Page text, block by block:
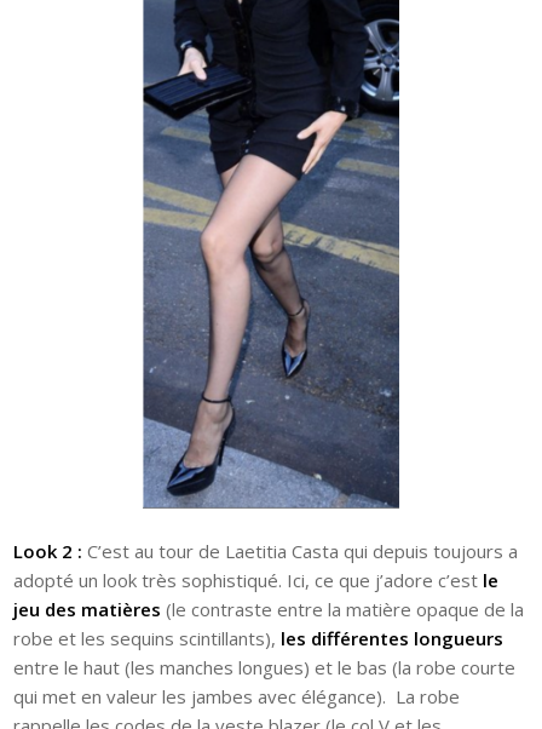
Look 2 : C’est au tour de Laetitia Casta qui depuis toujours a
adopté un look très sophistiqué. Ici, ce que j’adore c’est le
jeu des matières (le contraste entre la matière opaque de la
robe et les sequins scintillants), les différentes longueurs
entre le haut (les manches longues) et le bas (la robe courte
qui met en valeur les jambes avec élégance). La robe